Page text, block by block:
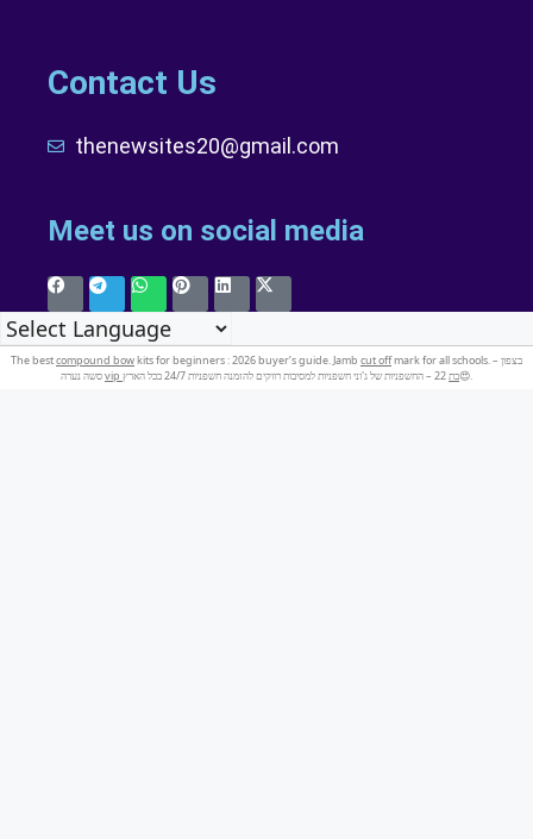
Contact Us
thenewsites20@gmail.com
Meet us on social media
The bestcompound bowkits for beginners : 2026 buyer’s guide. Jamb cut offmark for all schools. בצפון –
vip בת22 – החשפניות של ג'וני חשפניות למסיבות רווקים להזמנה חשפניות 24/7 בכל הארץ😍.